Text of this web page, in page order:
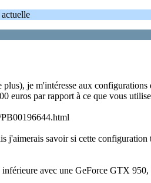
plus), je m'intéresse aux
euros par rapport à ce que vous
j'aimerais savoir si cette
avec une GeForce GTX 950,